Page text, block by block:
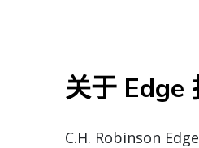
关于 Edge
C.H. Robinson